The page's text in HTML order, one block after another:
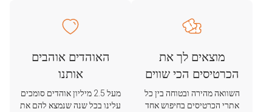
מוצאים לך את
הכרטיסים הכי שווים
השוואה מהירה ובטוחה בין כל
אתרי הכרטיסים בחיפוש אחד
האוהדים אוהבים
אותנו
מעל 2.5 מיליון אוהדים סומכים
עלינו בכל שנה שנמצא להם את